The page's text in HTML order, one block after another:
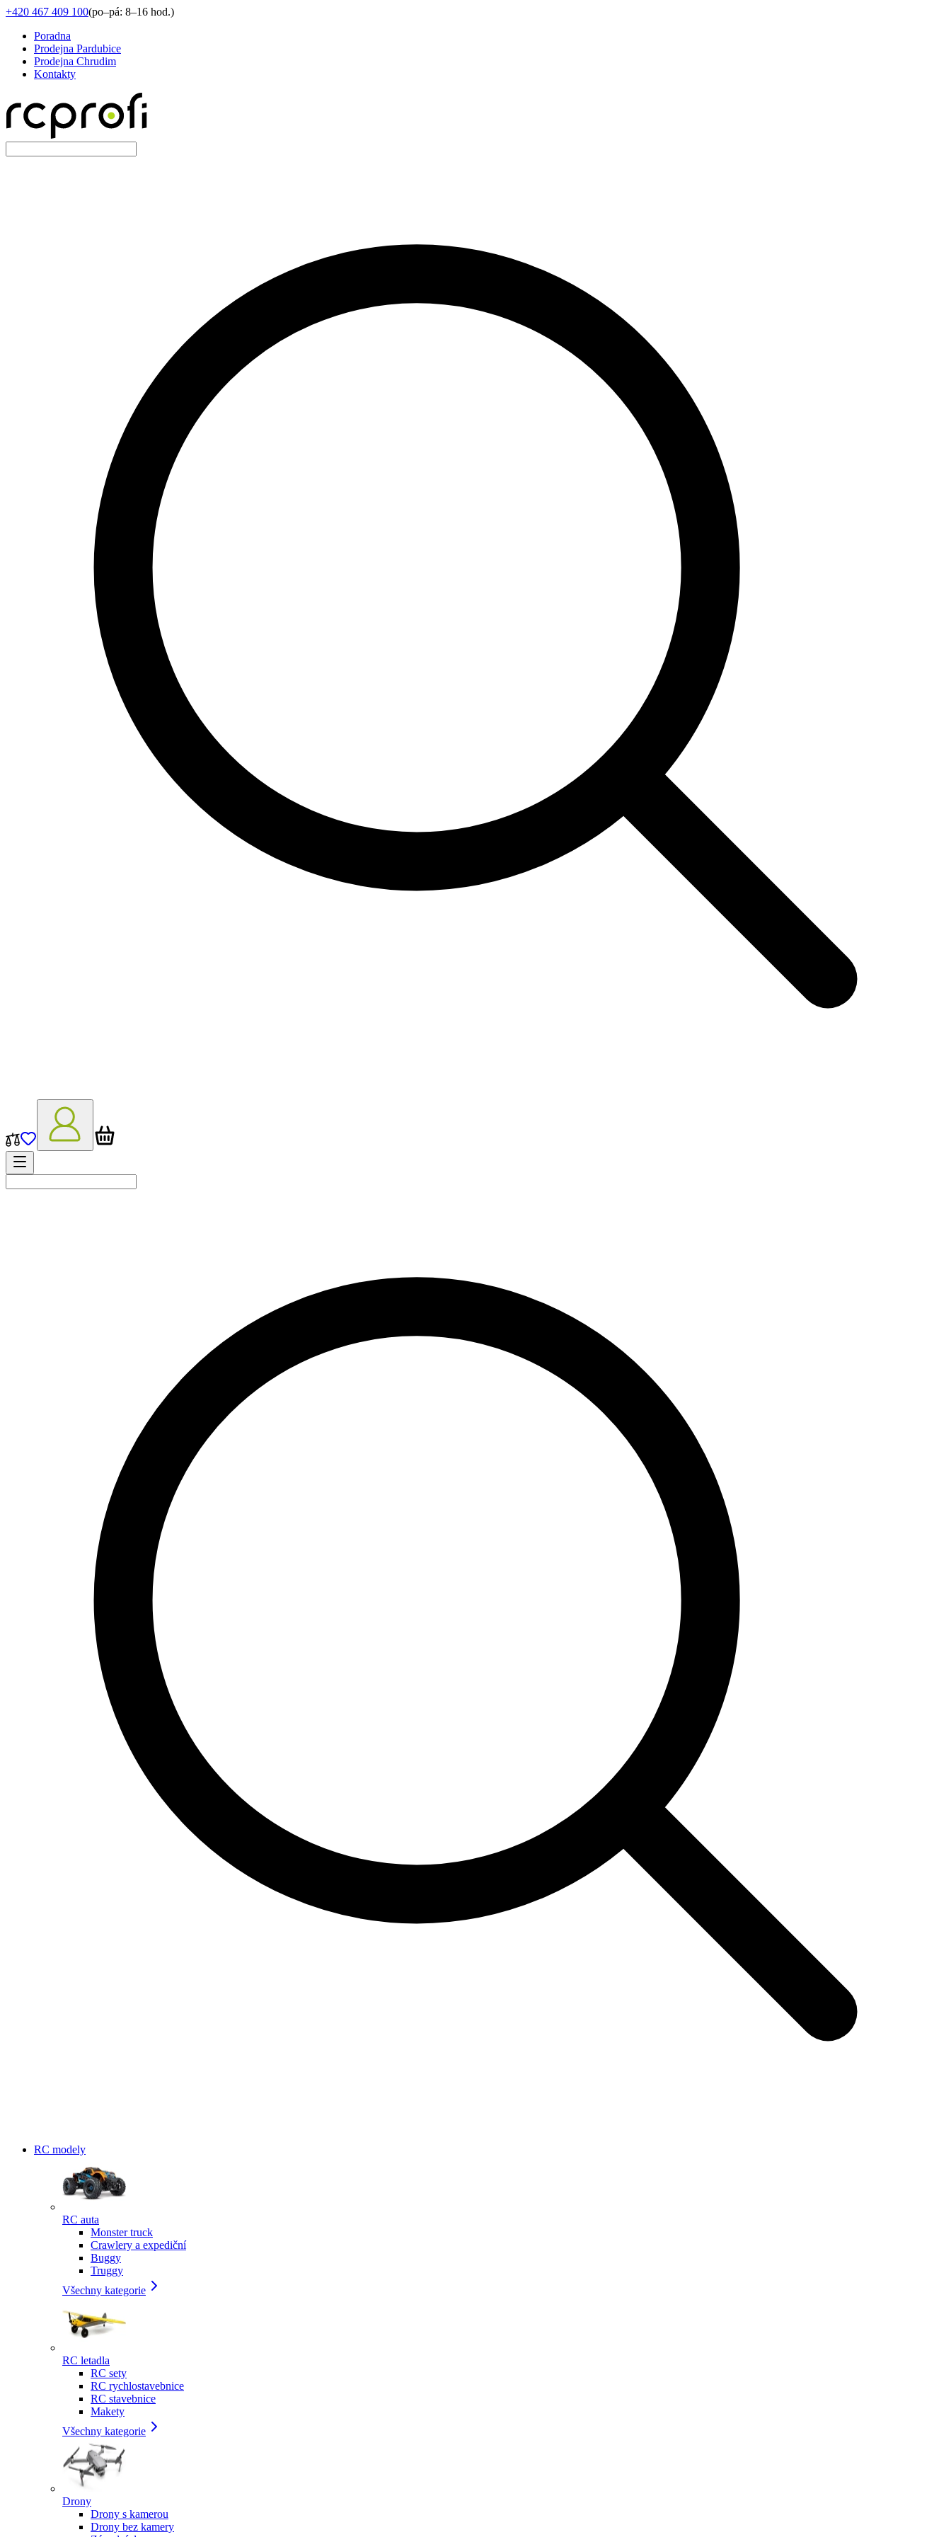
+420 467 409 100(po–pá: 8–16 hod.)
Poradna
Prodejna Pardubice
Prodejna Chrudim
Kontakty
RC modely
RC auta
Monster truck
Crawlery a expediční
Buggy
Truggy
Všechny kategorie
RC letadla
RC sety
RC rychlostavebnice
RC stavebnice
Makety
Všechny kategorie
Drony
Drony s kamerou
Drony bez kamery